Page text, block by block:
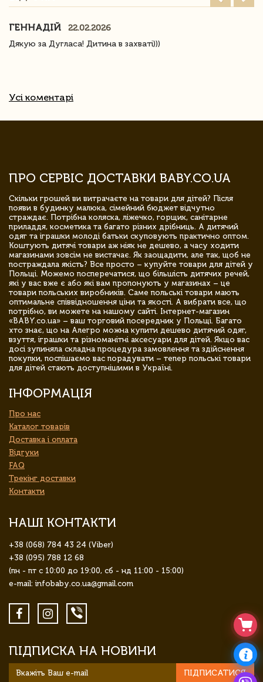
ГЕННАДІЙ
22.02.2026
Дякую за Дугласа! Дитина в захваті)))
Усі коментарі
ПРО СЕРВІС ДОСТАВКИ BABY.CO.UA
Скільки грошей ви витрачаєте на товари для дітей? Після
появи в будинку малюка, сімейний бюджет відчутно
страждає. Потрібна коляска, ліжечко, горщик, санітарне
приладдя, косметика та багато різних дрібниць. А дитячий
одяг та іграшки молоді батьки скуповують практично оптом.
Коштують дитячі товари аж ніяк не дешево, а часу ходити
магазинами зовсім не вистачає. Як заощадити, але так, щоб не
постраждала якість? Все просто – купуйте товари для дітей у
Польщі. Можемо посперечатися, що більшість дитячих речей,
які у вас вже є або які вам пропонують у магазинах – це
товари польських виробників. Саме польські товари мають
оптимальне співвідношення ціни та якості. А вибрати все, що
потрібно, ви можете на нашому сайті. Інтернет-магазин
«BABY.co.ua» – ваш торговий посередник у Польщі. Багато
хто знає, що на Алегро можна купити дешево дитячий одяг,
взуття, іграшки та різноманітні аксесуари для дітей. Якщо вас
досі зупиняла складна процедура замовлення та здійснення
покупки, поспішаємо вас порадувати – тепер польські товари
для дітей стають доступнішими в Україні.
ІНФОРМАЦІЯ
Про нас
Каталог товарів
Доставка і оплата
Відгуки
FAQ
Трекінг доставки
Контакти
НАШІ КОНТАКТИ
+38 (068) 784 43 24 (Viber)
+38 (095) 788 12 68
(пн - пт с 10:00 до 19:00, сб - нд 11:00 - 15:00)
e-mail: infobaby.co.ua@gmail.com
ПІДПИСКА НА НОВИНИ
ПІДПИСАТИСЯ